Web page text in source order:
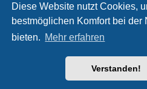
Diese Website nutzt Cookies,
bestmöglichen Komfort bei der
bieten. Mehr erfahren
Verstanden!
Registrieren
Powered byphpBB® Forum